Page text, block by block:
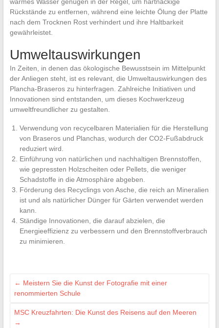
Rückstände zu entfernen, während eine leichte Ölung der Platte
nach dem Trocknen Rost verhindert und ihre Haltbarkeit
gewährleistet.
Umweltauswirkungen
In Zeiten, in denen das ökologische Bewusstsein im Mittelpunkt
der Anliegen steht, ist es relevant, die Umweltauswirkungen des
Plancha-Braseros zu hinterfragen. Zahlreiche Initiativen und
Innovationen sind entstanden, um dieses Kochwerkzeug
umweltfreundlicher zu gestalten.
Verwendung von recycelbaren Materialien für die Herstellung
von Braseros und Planchas, wodurch der CO2-Fußabdruck
reduziert wird.
Einführung von natürlichen und nachhaltigen Brennstoffen,
wie gepressten Holzscheiten oder Pellets, die weniger
Schadstoffe in die Atmosphäre abgeben.
Förderung des Recyclings von Asche, die reich an Mineralien
ist und als natürlicher Dünger für Gärten verwendet werden
kann.
Ständige Innovationen, die darauf abzielen, die
Energieeffizienz zu verbessern und den Brennstoffverbrauch
zu minimieren.
← Meistern Sie die Kunst der Fotografie mit einer
renommierten Schule
MSC Kreuzfahrten: Die Kunst des Reisens auf den Meeren
→